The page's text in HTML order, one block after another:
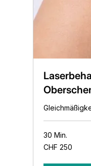
30 Min.
250
Schweizer
CHF 250